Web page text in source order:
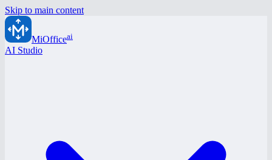
Skip to main content
MiOfficeai
AI Studio